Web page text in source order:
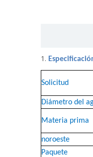
1.
Solicitud
Diámetro del
Materia prima
noroeste
Paquete